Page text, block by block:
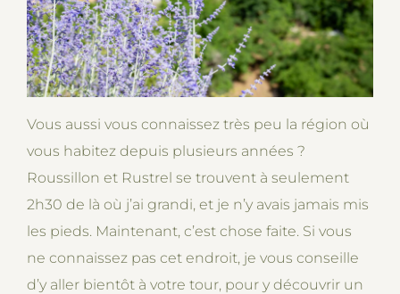
Vous aussi vous connaissez très peu la région où
vous habitez depuis plusieurs années ?
Roussillon et Rustrel se trouvent à seulement
2h30 de là où j’ai grandi, et je n’y avais jamais mis
les pieds. Maintenant, c’est chose faite. Si vous
ne connaissez pas cet endroit, je vous conseille
d’y aller bientôt à votre tour, pour y découvrir un